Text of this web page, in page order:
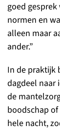
goed
normen en
alleen maar
ander.”
In de praktijk
dagdeel naar
de
boodschap
hele nacht,